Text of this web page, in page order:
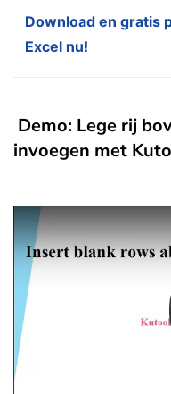
Download en gratis
Excel nu!
Demo: Lege rij
invoegen met